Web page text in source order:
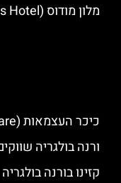
מלון מודוס (mOdus Hotel) ליד בית חב"ד ורנה
כיכר העצמאות (Independence Square) של ורנה
ורנה בולגריה
קזינו בורנה בולגריה